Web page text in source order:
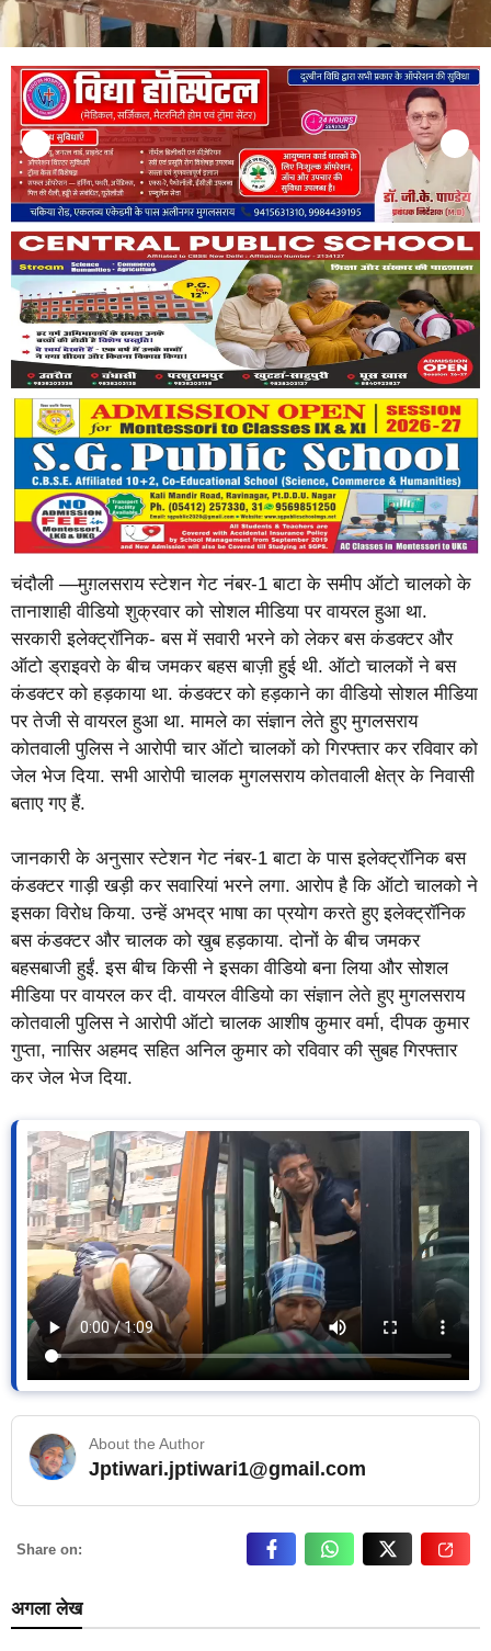
चंदौली —मुग़लसराय स्टेशन गेट नंबर-1 बाटा के समीप ऑटो चालको के
तानाशाही वीडियो शुक्रवार को सोशल मीडिया पर वायरल हुआ था.
सरकारी इलेक्ट्रॉनिक- बस में सवारी भरने को लेकर बस कंडक्टर और
ऑटो ड्राइवरो के बीच जमकर बहस बाज़ी हुई थी. ऑटो चालकों ने बस
कंडक्टर को हड़काया था. कंडक्टर को हड़काने का वीडियो सोशल मीडिया
पर तेजी से वायरल हुआ था. मामले का संज्ञान लेते हुए मुगलसराय
कोतवाली पुलिस ने आरोपी चार ऑटो चालकों को गिरफ्तार कर रविवार को
जेल भेज दिया. सभी आरोपी चालक मुगलसराय कोतवाली क्षेत्र के निवासी
बताए गए हैं.
जानकारी के अनुसार स्टेशन गेट नंबर-1 बाटा के पास इलेक्ट्रॉनिक बस
कंडक्टर गाड़ी खड़ी कर सवारियां भरने लगा. आरोप है कि ऑटो चालको ने
इसका विरोध किया. उन्हें अभद्र भाषा का प्रयोग करते हुए इलेक्ट्रॉनिक
बस कंडक्टर और चालक को खुब हड़काया. दोनों के बीच जमकर
बहसबाजी हुईं. इस बीच किसी ने इसका वीडियो बना लिया और सोशल
मीडिया पर वायरल कर दी. वायरल वीडियो का संज्ञान लेते हुए मुगलसराय
कोतवाली पुलिस ने आरोपी ऑटो चालक आशीष कुमार वर्मा, दीपक कुमार
गुप्ता, नासिर अहमद सहित अनिल कुमार को रविवार की सुबह गिरफ्तार
कर जेल भेज दिया.
About the Author
Jptiwari.jptiwari1@gmail.com… Read More
Share on:
अगला लेख